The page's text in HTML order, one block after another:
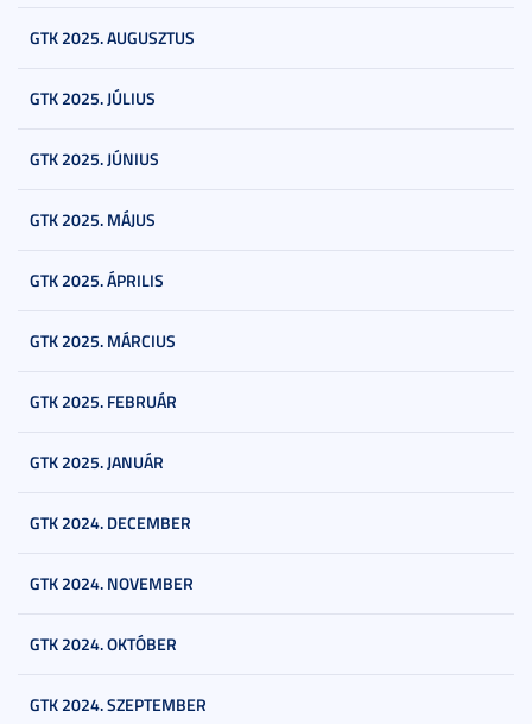
GTK 2025. AUGUSZTUS
GTK 2025. JÚLIUS
GTK 2025. JÚNIUS
GTK 2025. MÁJUS
GTK 2025. ÁPRILIS
GTK 2025. MÁRCIUS
GTK 2025. FEBRUÁR
GTK 2025. JANUÁR
GTK 2024. DECEMBER
GTK 2024. NOVEMBER
GTK 2024. OKTÓBER
GTK 2024. SZEPTEMBER